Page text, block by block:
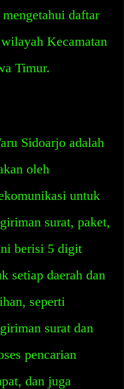
daftar
Kecamatan
Timur.
Sidoarjo adalah
oleh
untuk
surat, paket,
berisi 5 digit
setiap daerah dan
seperti
surat dan
pencarian
dan juga